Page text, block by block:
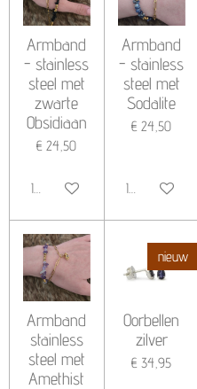
Armband
- stainless
steel met
zwarte
Obsidiaan
€ 24,50
In winkelwagen
Armband
- stainless
steel met
Sodalite
€ 24,50
In winkelwagen
Armband
stainless
steel met
Amethist
nieuw
Oorbellen
zilver
€ 34,95